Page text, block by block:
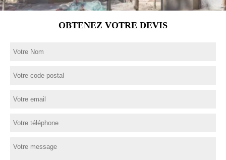
OBTENEZ VOTRE DEVIS